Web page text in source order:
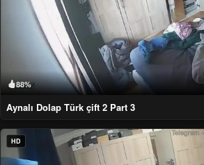
88%
Aynalı Dolap Türk çift 2 Part 3
HD